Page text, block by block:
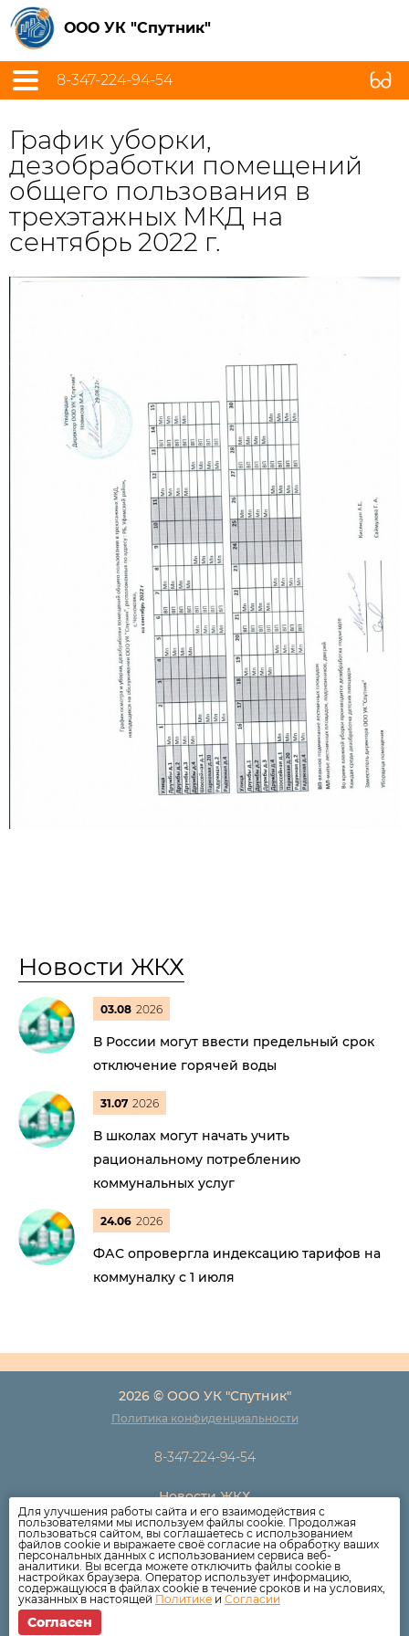
ООО УК "Спутник"
8-347-224-94-54
График уборки,
дезобработки помещений
общего пользования в
трехэтажных МКД на
сентябрь 2022 г.
Новости ЖКХ
03.08 2026
В России могут ввести предельный срок
отключение горячей воды
31.07 2026
В школах могут начать учить
рациональному потреблению
коммунальных услуг
24.06 2026
ФАС опровергла индексацию тарифов на
коммуналку с 1 июля
2026 © ООО УК "Спутник"
Политика конфиденциальности
8-347-224-94-54
Новости ЖКХ
Новости компании
Как оплатить
Дома
Раскрытие информации
Вопросы
Для улучшения работы сайта и его взаимодействия с
пользователями мы используем файлы cookie. Продолжая
пользоваться сайтом, вы соглашаетесь с использованием
файлов cookie и выражаете своё согласие на обработку ваших
персональных данных с использованием сервиса веб-
аналитики. Вы всегда можете отключить файлы cookie в
настройках браузера. Оператор использует информацию,
содержащуюся в файлах cookie в течение сроков и на условиях,
указанных в настоящей Политике и Согласии
Согласен